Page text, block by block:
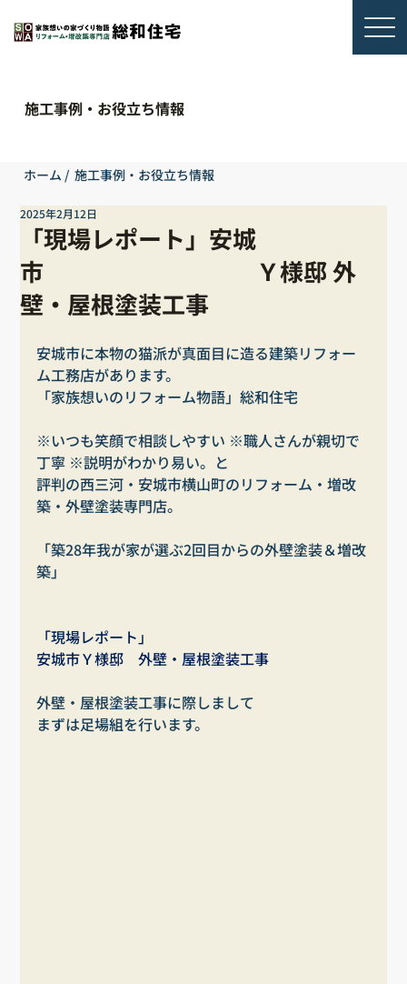
施工事例・お役立ち情報
「現場レポート」安城
市 Ｙ様邸 外
壁・屋根塗装工事
2025年2月12日
安城市に本物の猫派が真面目に造る建築リフォー
ム工務店があります。
「家族想いのリフォーム物語」総和住宅
※いつも笑顔で相談しやすい ※職人さんが親切で
丁寧 ※説明がわかり易い。と
評判の西三河・安城市横山町のリフォーム・増改
築・外壁塗装専門店。
「築28年我が家が選ぶ2回目からの外壁塗装＆増改
築」
「現場レポート」
安城市Ｙ様邸　外壁・屋根塗装工事
外壁・屋根塗装工事に際しまして
まずは足場組を行います。
ホーム / 施工事例・お役立ち情報